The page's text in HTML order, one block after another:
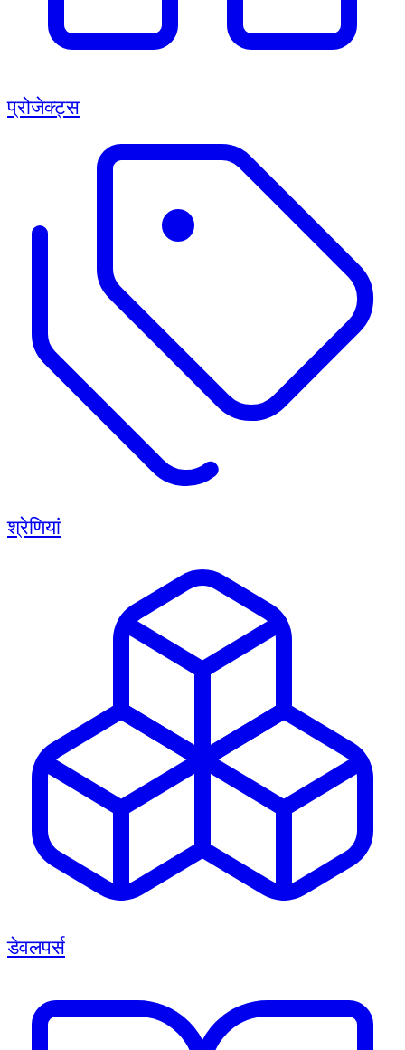
प्रोजेक्ट्स
श्रेणियां
डेवलपर्स